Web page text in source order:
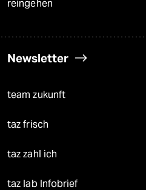
reingehen
Newsletter
team zukunft
taz frisch
taz zahl ich
taz lab Infobrief